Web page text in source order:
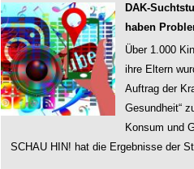
DAK-
haben
Über 1.000
ihre Eltern
Auftrag der
Gesundheit“
Konsum und
SCHAU HIN! hat die Ergebnisse der